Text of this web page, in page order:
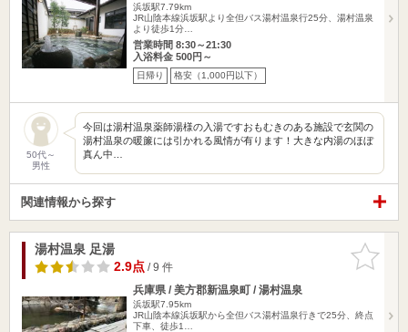
浜坂駅7.79km
JR山陰本線浜坂駅より全但バス湯村温泉行25分、湯村温泉
より徒歩1分…
営業時間 8:30～21:30
入浴料金 500円～
日帰り 格安（1,000円以下）
50代～
男性
今回は湯村温泉薬師湯様の入湯ですおもむきのある施設で玄関の
湯村温泉の暖簾には引かれる風情が有ります！大きな内湯のほぼ
真ん中…
関連情報から探す
お気に入
りに追加
湯村温泉 足湯
2.9点/ 9 件
兵庫県 / 美方郡新温泉町 / 湯村温泉
浜坂駅7.95km
JR山陰本線浜坂駅から全但バス湯村温泉行きで25分、終点
下車、徒歩1…